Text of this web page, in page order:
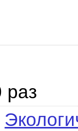
раз